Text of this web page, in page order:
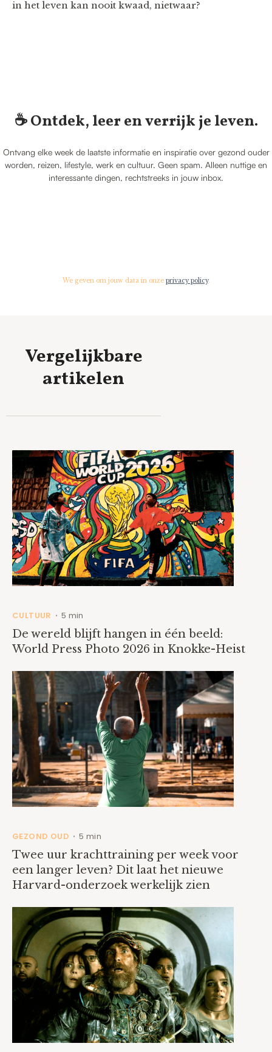
in het leven kan nooit kwaad, nietwaar?
☕️ Ontdek, leer en verrijk je leven.
Ontvang elke week de laatste informatie en inspiratie over gezond ouder
worden, reizen, lifestyle, werk en cultuur. Geen spam. Alleen nuttige en
interessante dingen, rechtstreeks in jouw inbox.
We geven om jouw data in onze privacy policy.
Vergelijkbare
artikelen
CULTUUR • 5 min
De wereld blijft hangen in één beeld:
World Press Photo 2026 in Knokke-Heist
GEZOND OUD • 5 min
Twee uur krachttraining per week voor
een langer leven? Dit laat het nieuwe
Harvard-onderzoek werkelijk zien